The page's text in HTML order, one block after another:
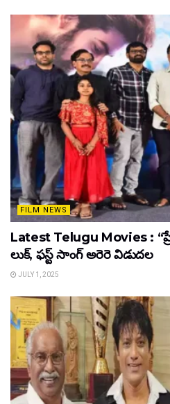
FILM NEWS
Latest Telugu Movies :
లుక్, ఫస్ట్ సాంగ్ అరెరె విడుదల
JULY 1, 2025